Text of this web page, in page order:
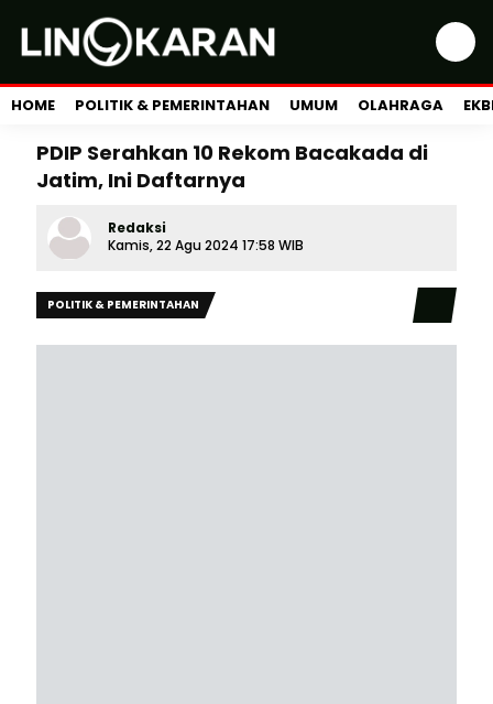
HOME POLITIK & PEMERINTAHAN UMUM OLAHRAGA
PDIP Serahkan 10 Rekom Bacakada di
Jatim, Ini Daftarnya
Redaksi
Kamis, 22 Agu 2024 17:58 WIB
POLITIK & PEMERINTAHAN